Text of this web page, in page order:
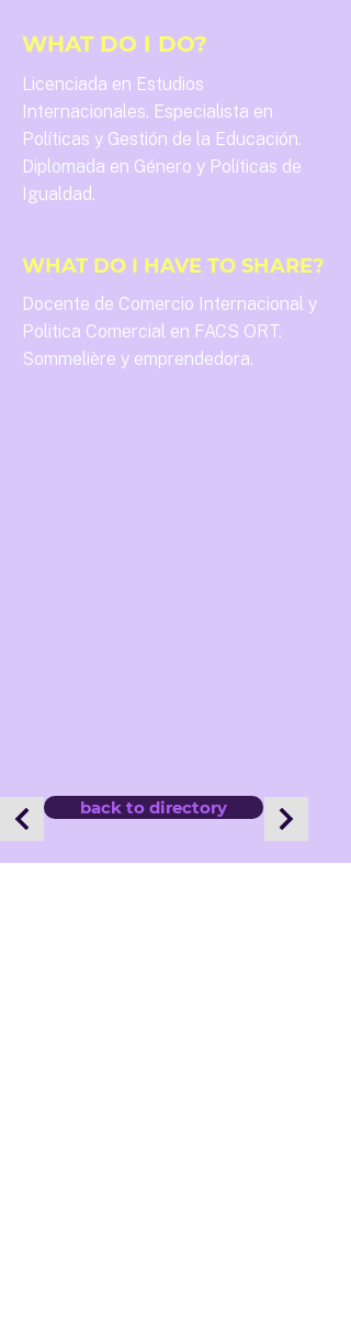
WHAT DO I DO?
Licenciada en Estudios
Internacionales. Especialista en
Políticas y Gestión de la Educación.
Diplomada en Género y Políticas de
Igualdad.
WHAT DO I HAVE TO SHARE?
Docente de Comercio Internacional y
Politica Comercial en FACS ORT.
Sommelière y emprendedora.
back to directory